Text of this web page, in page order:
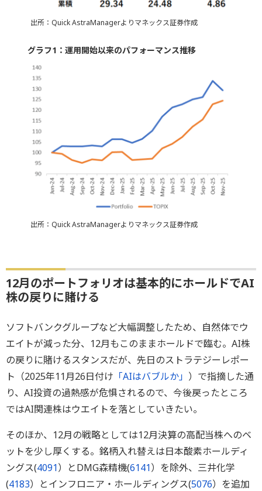
出所：Quick AstraManagerよりマネックス証券作成
グラフ1：運用開始以来のパフォーマンス推移
出所：Quick AstraManagerよりマネックス証券作成
12月のポートフォリオは基本的にホールドでAI
株の戻りに賭ける
ソフトバンクグループなど大幅調整したため、自然体でウ
エイトが減った分、12月もこのままホールドで臨む。AI株
の戻りに賭けるスタンスだが、先日のストラテジーレポー
ト（2025年11月26日付け 「AIはバブルか」 ）で指摘した通
り、AI投資の過熱感が危惧されるので、今後戻ったところ
ではAI関連株はウエイトを落としていきたい。
そのほか、12月の戦略としては12月決算の高配当株へのベ
ットを少し厚くする。銘柄入れ替えは日本酸素ホールディ
ングス(4091）とDMG森精機(6141）を除外、三井化学
(4183）とインフロニア・ホールディングス(5076）を追加